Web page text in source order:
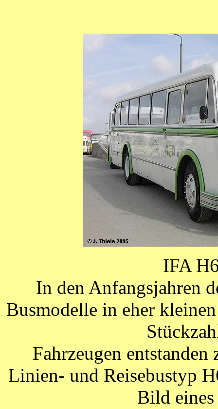
IFA
In den Anfangsjahren
Busmodelle in eher
Fahrzeugen
Linien- und Reisebustyp
Bild eines